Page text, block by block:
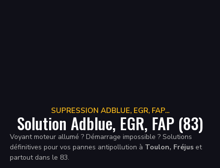
SUPRESSION ADBLUE, EGR, FAP...
Solution Adblue, EGR, FAP (83)
Voyant moteur allumé ? Démarrage impossible ? Solutions
définitives pour vos pannes antipollution à Toulon, Fréjus et
partout dans le 83.